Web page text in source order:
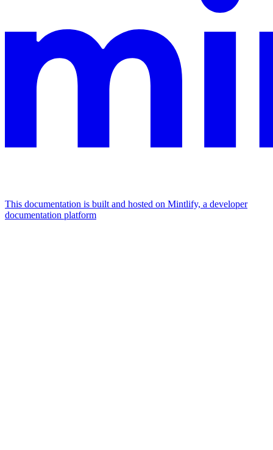
This documentation is built and hosted on Mintlify, a developer
documentation platform